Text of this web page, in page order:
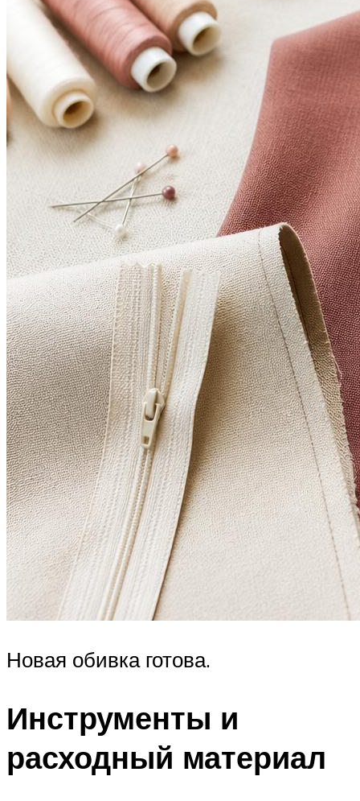
Новая обивка готова.
Инструменты и
расходный материал